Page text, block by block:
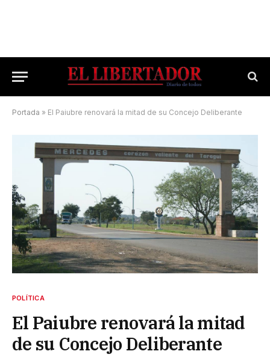
Portada » El Paiubre renovará la mitad de su Concejo Deliberante
POLÍTICA
El Paiubre renovará la mitad
de su Concejo Deliberante